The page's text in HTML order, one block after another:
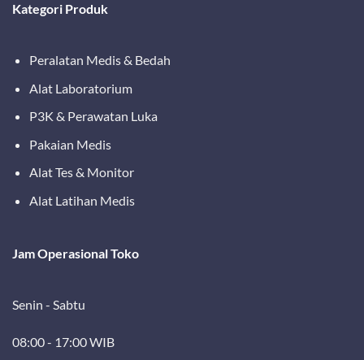
Kategori Produk
Peralatan Medis & Bedah
Alat Laboratorium
P3K & Perawatan Luka
Pakaian Medis
Alat Tes & Monitor
Alat Latihan Medis
Jam Operasional Toko
Senin - Sabtu
08:00 - 17:00 WIB